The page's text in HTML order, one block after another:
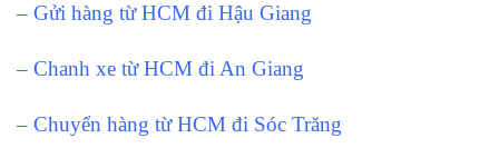
– Gửi hàng từ HCM đi Hậu Giang
– Chanh xe từ HCM đi An Giang
– Chuyển hàng từ HCM đi Sóc Trăng